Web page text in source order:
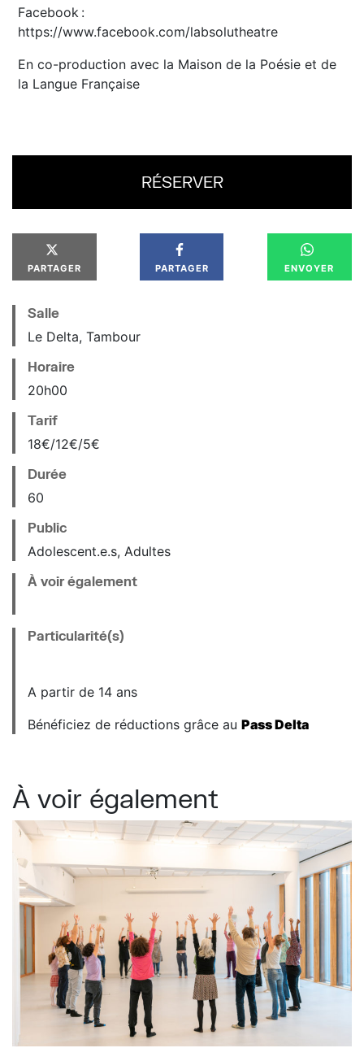
Facebook :
https://www.facebook.com/labsolutheatre
En co-production avec la Maison de la Poésie et de
la Langue Française
RÉSERVER
PARTAGER PARTAGER ENVOYER
Salle
Le Delta, Tambour
Horaire
20h00
Tarif
18€/12€/5€
Durée
60
Public
Adolescent.e.s, Adultes
À voir également
Particularité(s)
A partir de 14 ans
Bénéficiez de réductions grâce au Pass Delta
À voir également